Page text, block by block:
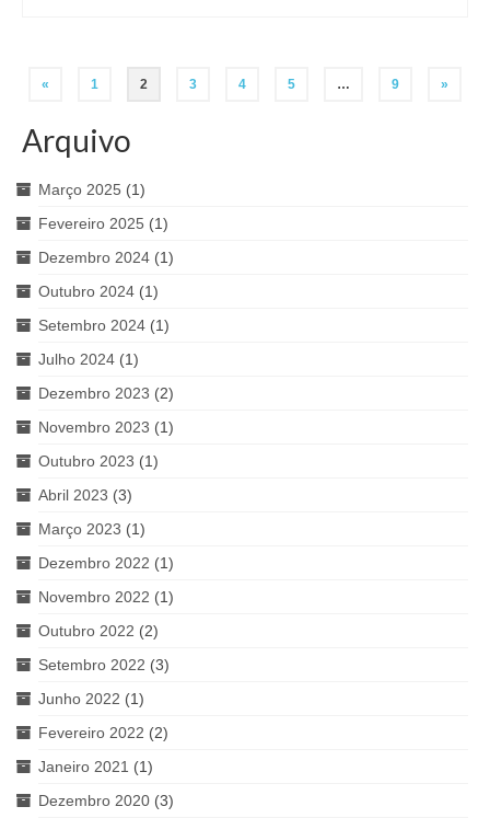
Navegação
de
artigos
« 1 2 3 4 5 … 9 »
Arquivo
Março 2025 (1)
Fevereiro 2025 (1)
Dezembro 2024 (1)
Outubro 2024 (1)
Setembro 2024 (1)
Julho 2024 (1)
Dezembro 2023 (2)
Novembro 2023 (1)
Outubro 2023 (1)
Abril 2023 (3)
Março 2023 (1)
Dezembro 2022 (1)
Novembro 2022 (1)
Outubro 2022 (2)
Setembro 2022 (3)
Junho 2022 (1)
Fevereiro 2022 (2)
Janeiro 2021 (1)
Dezembro 2020 (3)